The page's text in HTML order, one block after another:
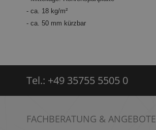
- ca. 18 kg/m²
- ca. 50 mm kürzbar
Tel.: +49 35755 5505 0
FACHBERATUNG & ANGEBOTE